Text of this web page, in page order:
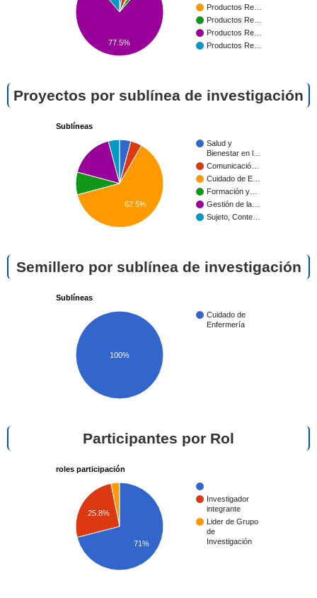
Productos Re…
Productos Re…
Productos Re…
Productos Re…
77.5%
Proyectos por sublínea de investigación
Sublíneas
Salud y
Bienestar en l…
Comunicació…
Cuidado de E…
Formación y…
Gestión de la…
Sujeto, Conte…
62.5%
Semillero por sublínea de investigación
Sublíneas
Cuidado de
Enfermería
100%
Participantes por Rol
roles participación
Investigador
integrante
Lider de Grupo
de
Investigación
25.8%
71%